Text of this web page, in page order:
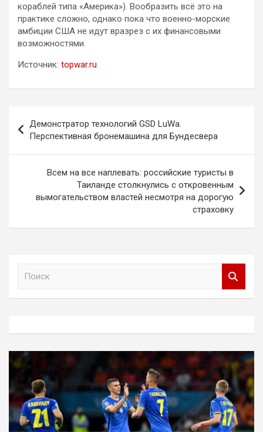
кораблей типа «Америка»). Вообразить всё это на
практике сложно, однако пока что военно-морские
амбиции США не идут вразрез с их финансовыми
возможностями.
Источник: topwar.ru
по
записям
Демонстратор технологий GSD LuWa.
Перспективная бронемашина для Бундесвера
Всем на все наплевать: российские туристы в
Таиланде столкнулись с откровенным
вымогательством властей несмотря на дорогую
страховку